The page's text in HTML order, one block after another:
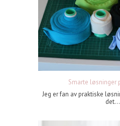
Smarte løsninger
Jeg er fan av praktiske
det...